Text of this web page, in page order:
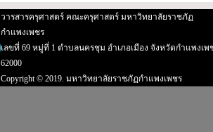
วารสารครุศาสตร์ คณะครุศาสตร์ มหาวิทยาลัยราชภัฏ
กำแพงเพชร
เลขที่ 69 หมู่ที่ 1 ตำบลนครชุม อำเภอเมือง จังหวัดกำแพงเพ
62000
Copyright © 2019. มหาวิทยาลัยราชภัฏกำแพงเพชร